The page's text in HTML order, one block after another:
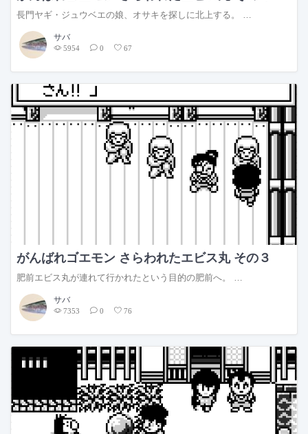
長門ヤギ・ジュウベエの娘、オサキを探しに北上する。 …
サバ
5954 0 67
がんばれゴエモン さらわれたエビス丸 その３
肥前エビス丸が連れて行かれたという目的の肥前へ。 …
サバ
7353 0 76